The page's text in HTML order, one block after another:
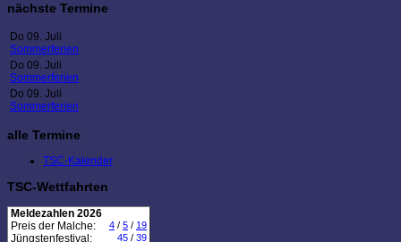
nächste Termine
Do 09. Juli
Sommerferien
Do 09. Juli
Sommerferien
Do 09. Juli
Sommerferien
alle Termine
TSC-Kalender
TSC-Wettfahrten
Meldezahlen 2026
Preis der Malche:
4 / 5 / 19
Jüngstenfestival: 45 / 39